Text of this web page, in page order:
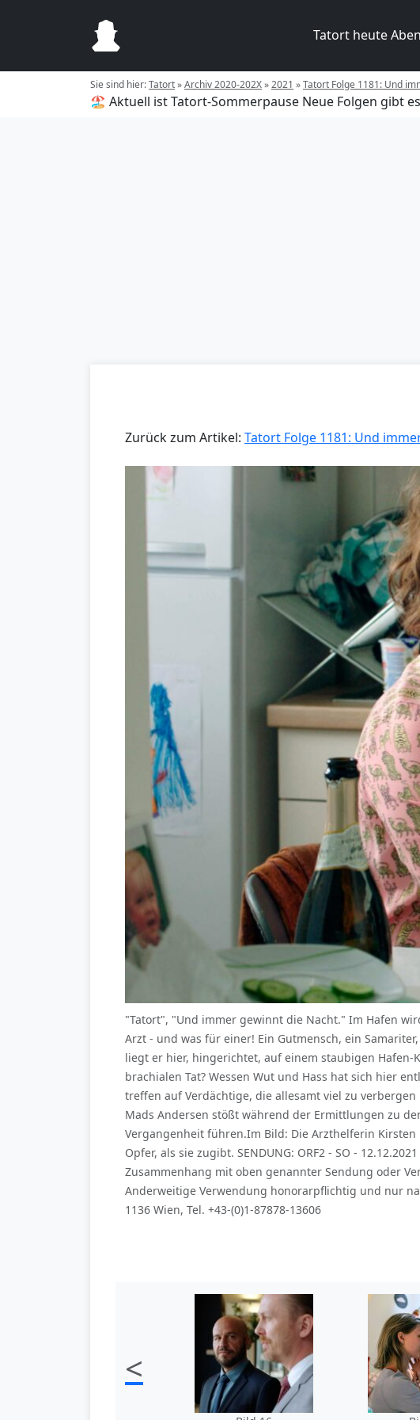
Tatort heute
Sie sind hier:Tatort»Archiv 2020-202X»2021 »Tatort Folge 1181: Und
🏖️ Aktuell ist Tatort-Sommerpause Neue Folgen gibt
Zurück zum Artikel: Tatort Folge 1181: Und
"Tatort", "Und immer gewinnt die Nacht." Im Hafen
Arzt - und was für einer! Ein Gutmensch, ein
liegt er hier, hingerichtet, auf einem staubigen
brachialen Tat? Wessen Wut und Hass hat sich hier
treffen auf Verdächtige, die allesamt viel zu
Mads Andersen stößt während der Ermittlungen zu
Vergangenheit führen.Im Bild: Die Arzthelferin
Opfer, als sie zugibt. SENDUNG: ORF2 - SO -
Zusammenhang mit oben genannter Sendung oder
Anderweitige Verwendung honorarpflichtig und nur
1136 Wien, Tel. +43-(0)1-87878-13606
<